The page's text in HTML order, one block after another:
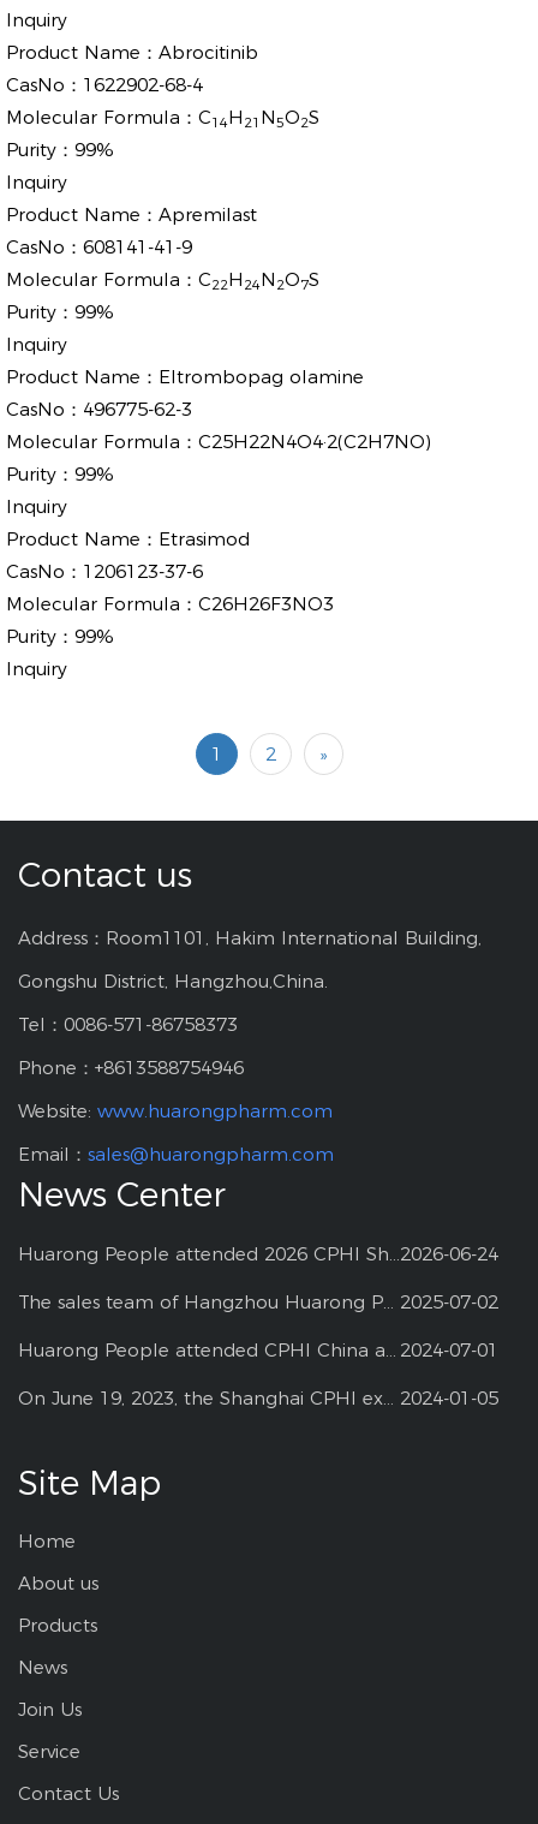
Inquiry
Product Name： Abrocitinib
CasNo： 1622902-68-4
Molecular Formula： C14H 21 N5O2S
Purity： 99%
Inquiry
Product Name： Apremilast
CasNo： 608141-41-9
Molecular Formula： C22H 24N 2O7S
Purity： 99%
Inquiry
Product Name： Eltrombopag olamine
CasNo： 496775-62-3
Molecular Formula： C25H22N4O4·2(C2H7NO)
Purity： 99%
Inquiry
Product Name： Etrasimod
CasNo： 1206123-37-6
Molecular Formula： C26H26F3NO3
Purity： 99%
Inquiry
1 2 »
Contact us
Address：Room1101, Hakim International Building,
Gongshu District, Hangzhou,China.
Tel：0086-571-86758373
Phone：+8613588754946
Website: www.huarongpharm.com
Email： sales@huarongpharm.com
News Center
Huarong People attended 2026 CPHI Shanghai2026-06-24
The sales team of Hangzhou Huarong Pharm participated 2025 Shanghai CPHI 2025-07-02
Huarong People attended CPHI China at Shanghai--2024 2024-07-01
On June 19, 2023, the Shanghai CPHI exhibition 2024-01-05
Site Map
Home
About us
Products
News
Join Us
Service
Contact Us